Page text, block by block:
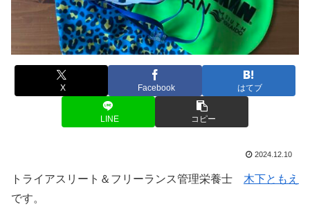
X Facebook はてブ
LINE コピー
2024.12.10
トライアスリート＆フリーランス管理栄養士 木下ともえ
です。